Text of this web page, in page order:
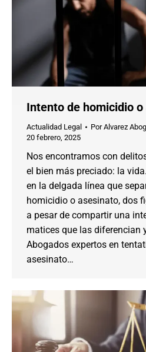
Intento de homicidio
Actualidad Legal PorAlvarez
20 febrero, 2025
Nos encontramos con
el bien más preciado: la
en la delgada línea que
homicidio o asesinato, dos
a pesar de compartir una
matices que las diferencian
Abogados expertos en
asesinato…